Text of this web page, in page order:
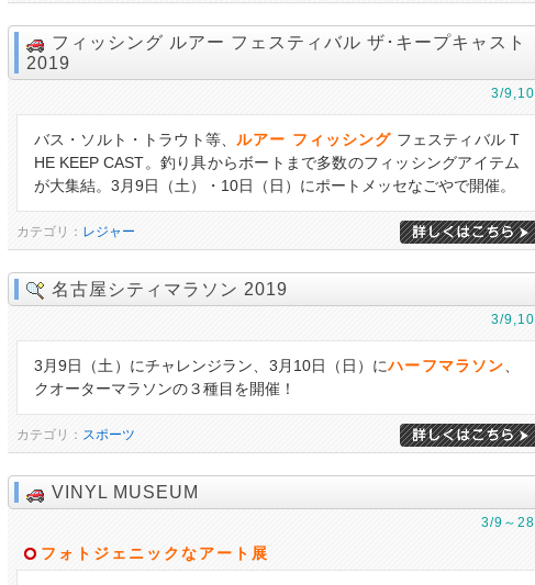
フィッシング ルアー フェスティバル ザ･キープキャスト
2019
3/9,10
バス・ソルト・トラウト等、 ルアー フィッシング フェスティバル T
HE KEEP CAST。釣り具からボートまで多数のフィッシングアイテム
が大集結。3月9日（土）・10日（日）にポートメッセなごやで開催。
カテゴリ： レジャー
名古屋シティマラソン 2019
3/9,10
3月9日（土）にチャレンジラン、3月10日（日）にハーフマラソン
クオーターマラソンの３種目を開催！
カテゴリ： スポーツ
VINYL MUSEUM
3/9～28
フォトジェニックなアート展